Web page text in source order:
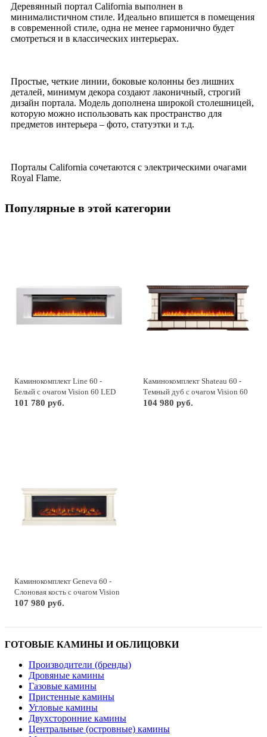
Деревянный портал California выполнен в
минималистичном стиле. Идеально впишется в помещения
в современной стиле, одна не менее гармонично будет
смотреться и в классических интерьерах.
Простые, четкие линии, боковые колонны без лишних
деталей, минимум декора создают лаконичный, строгий
дизайн портала. Модель дополнена широкой столешницей,
которую можно использовать как пространство для
предметов интерьера – фото, статуэтки и т.д.
Порталы California сочетаются с электрическими очагами
Royal Flame.
Популярные в этой категории
Каминокомплект Line 60 -
Белый с очагом Vision 60 LED
101 780 руб.
Каминокомплект Shateau 60 -
Темный дуб с очагом Vision 60
LED
104 980 руб.
Каминокомплект Geneva 60 -
Слоновая кость с очагом Vision
60 LOG LED
107 980 руб.
ГОТОВЫЕ КАМИНЫ И ОБЛИЦОВКИ
Производители (бренды)
Дровяные камины
Газовые камины
Пристенные камины
Угловые камины
Двухсторонние камины
Центральные (островные) камины